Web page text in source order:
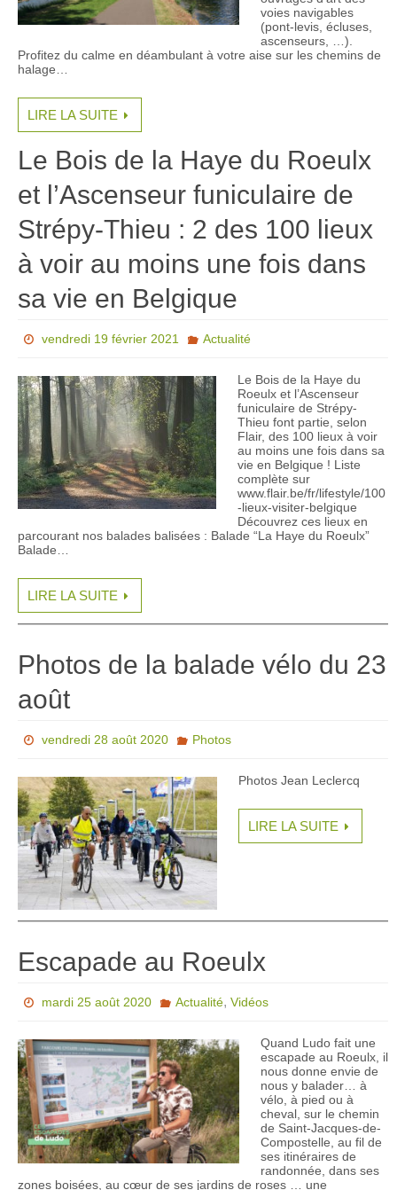
voies navigables
(pont-levis, écluses,
ascenseurs, …).
Profitez du calme en déambulant à votre aise sur les chemins de
halage…
LIRE LA SUITE
Le Bois de la Haye du Roeulx
et l’Ascenseur funiculaire de
Strépy-Thieu : 2 des 100 lieux
à voir au moins une fois dans
sa vie en Belgique
vendredi 19 février 2021 Actualité
Le Bois de la Haye du
Roeulx et l’Ascenseur
funiculaire de Strépy-
Thieu font partie, selon
Flair, des 100 lieux à voir
au moins une fois dans sa
vie en Belgique ! Liste
complète sur
www.flair.be/fr/lifestyle/100
-lieux-visiter-belgique
Découvrez ces lieux en
parcourant nos balades balisées : Balade “La Haye du Roeulx”
Balade…
LIRE LA SUITE
Photos de la balade vélo du 23
août
vendredi 28 août 2020 Photos
Photos Jean Leclercq
LIRE LA SUITE
Escapade au Roeulx
mardi 25 août 2020 Actualité, Vidéos
Quand Ludo fait une
escapade au Roeulx, il
nous donne envie de
nous y balader… à
vélo, à pied ou à
cheval, sur le chemin
de Saint-Jacques-de-
Compostelle, au fil de
ses itinéraires de
randonnée, dans ses
zones boisées, au cœur de ses jardins de roses … une